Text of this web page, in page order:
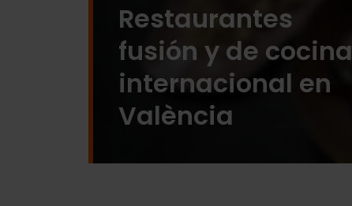
Restaurantes
fusión y de cocina
internacional en
València